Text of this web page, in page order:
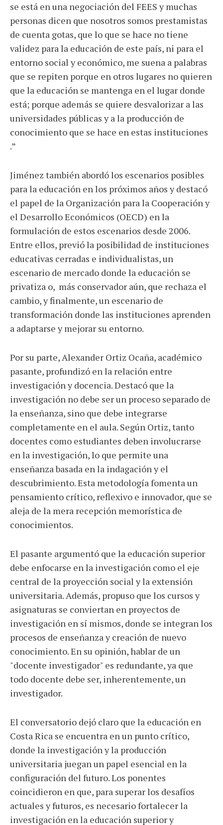
se está en una negociación del FEES y muchas
personas dicen que nosotros somos prestamistas
de cuenta gotas, que lo que se hace no tiene
validez para la educación de este país, ni para el
entorno social y económico, me suena a palabras
que se repiten porque en otros lugares no quieren
que la educación se mantenga en el lugar donde
está; porque además se quiere desvalorizar a las
universidades públicas y a la producción de
conocimiento que se hace en estas instituciones
.”
Jiménez también abordó los escenarios posibles
para la educación en los próximos años y destacó
el papel de la Organización para la Cooperación y
el Desarrollo Económicos (OECD) en la
formulación de estos escenarios desde 2006.
Entre ellos, previó la posibilidad de instituciones
educativas cerradas e individualistas, un
escenario de mercado donde la educación se
privatiza o, más conservador aún, que rechaza el
cambio, y finalmente, un escenario de
transformación donde las instituciones aprenden
a adaptarse y mejorar su entorno.
Por su parte, Alexander Ortiz Ocaña, académico
pasante, profundizó en la relación entre
investigación y docencia. Destacó que la
investigación no debe ser un proceso separado de
la enseñanza, sino que debe integrarse
completamente en el aula. Según Ortiz, tanto
docentes como estudiantes deben involucrarse
en la investigación, lo que permite una
enseñanza basada en la indagación y el
descubrimiento. Esta metodología fomenta un
pensamiento crítico, reflexivo e innovador, que se
aleja de la mera recepción memorística de
conocimientos.
El pasante argumentó que la educación superior
debe enfocarse en la investigación como el eje
central de la proyección social y la extensión
universitaria. Además, propuso que los cursos y
asignaturas se conviertan en proyectos de
investigación en sí mismos, donde se integran los
procesos de enseñanza y creación de nuevo
conocimiento. En su opinión, hablar de un
"docente investigador" es redundante, ya que
todo docente debe ser, inherentemente, un
investigador.
El conversatorio dejó claro que la educación en
Costa Rica se encuentra en un punto crítico,
donde la investigación y la producción
universitaria juegan un papel esencial en la
configuración del futuro. Los ponentes
coincidieron en que, para superar los desafíos
actuales y futuros, es necesario fortalecer la
investigación en la educación superior y